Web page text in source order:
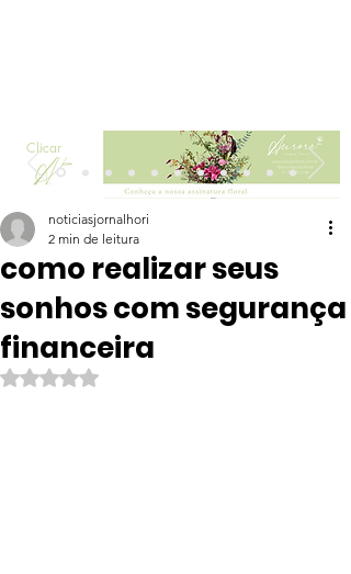
Clicar
como realizar seus
sonhos com segurança
financeira
noticiasjornalhori
2 min de leitura
Avaliado com NaN de 5 estrelas.